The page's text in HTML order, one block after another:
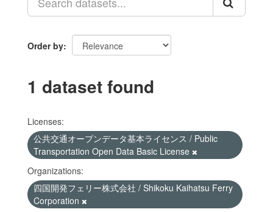
Order by
1 dataset found
Licenses:
公共交通オープンデータ基本ライセンス / Public
Transportation Open Data Basic License
Organizations:
四国開発フェリー株式会社 / Shikoku Kaihatsu Ferry
Corporation